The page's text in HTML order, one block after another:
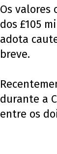
Os valores
dos £105
adota
breve.
durante a
entre os